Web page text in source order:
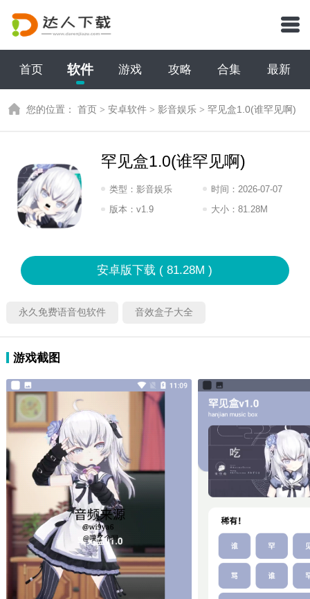
首页 软件 游戏 攻略 合集 最新
您的位置：首页 >安卓软件 >影音娱乐 >罕见盒1.0(谁罕见啊)
罕见盒1.0(谁罕见啊)
类型：影音娱乐 时间： 2026-07-07
18:2026
版本：v1.9 大小： 81.28M
安卓版下载 ( 81.28M )
永久免费语音包软件 音效盒子大全
游戏截图